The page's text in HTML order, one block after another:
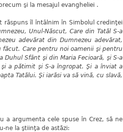
şi la mesajul evangheliei .
răspuns îl întâlnim în Simbolul credinţei
Unul-Născut, Care din Tatăl S-a
adevărat din Dumnezeu adevărat,
Care pentru noi oamenii şi pentru
Sfânt şi din Maria Fecioară, şi S-a
a pătimit şi S-a îngropat. Şi a înviat a
Tatălui. Şi iarăsi va să vină, cu slavă,
a argumenta cele spuse în Crez, să ne
ne la ştiinţa de astăzi: